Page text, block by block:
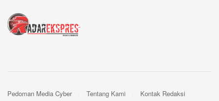
Pedoman Media Cyber Tentang Kami Kontak Redaksi